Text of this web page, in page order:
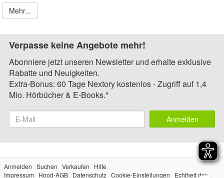
Mehr...
Verpasse keine Angebote mehr!
Abonniere jetzt unseren Newsletter und erhalte exklusive
Rabatte und Neuigkeiten.
Extra-Bonus: 60 Tage Nextory kostenlos - Zugriff auf 1,4
Mio. Hörbücher & E-Books.*
Anmelden
Anmelden Suchen Verkaufen
Hilfe
Impressum
Hood-AGB Datenschutz Cookie-Einstellungen Echtheit der